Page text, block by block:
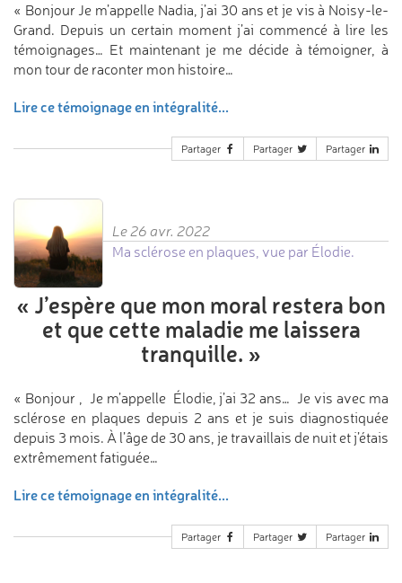
« Bonjour Je m’appelle Nadia, j’ai 30 ans et je vis à Noisy-le-
Grand. Depuis un certain moment j’ai commencé à lire les
témoignages… Et maintenant je me décide à témoigner, à
mon tour de raconter mon histoire…
Lire ce témoignage en intégralité...
Partager Partager Partager
Le 26 avr. 2022
Ma sclérose en plaques, vue par Élodie.
« J’espère que mon moral restera bon
et que cette maladie me laissera
tranquille. »
« Bonjour , Je m’appelle Élodie, j’ai 32 ans… Je vis avec ma
sclérose en plaques depuis 2 ans et je suis diagnostiquée
depuis 3 mois. À l’âge de 30 ans, je travaillais de nuit et j’étais
extrêmement fatiguée…
Lire ce témoignage en intégralité...
Partager Partager Partager